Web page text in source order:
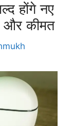
होंगे नए
और कीमत